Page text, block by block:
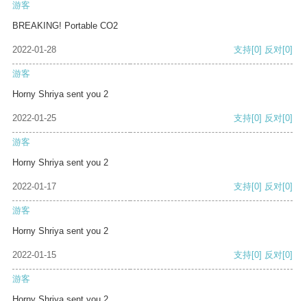
游客
BREAKING! Portable CO2
2022-01-28 支持[0] 反对[0]
游客
Horny Shriya sent you 2
2022-01-25 支持[0] 反对[0]
游客
Horny Shriya sent you 2
2022-01-17 支持[0] 反对[0]
游客
Horny Shriya sent you 2
2022-01-15 支持[0] 反对[0]
游客